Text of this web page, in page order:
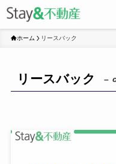
ホーム リースバック
リースバック –